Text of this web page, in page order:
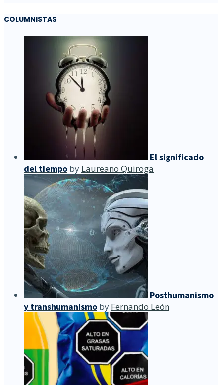
COLUMNISTAS
El significado
del tiempo by Laureano Quiroga
Posthumanismo
y transhumanismo by Fernando León